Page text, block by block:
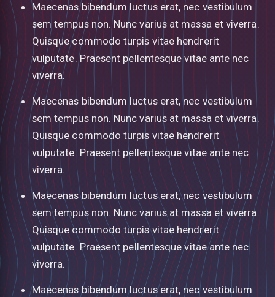
Maecenas bibendum luctus erat, nec vestibulum
sem tempus non. Nunc varius at massa et viverra.
Quisque commodo turpis vitae hendrerit
vulputate. Praesent pellentesque vitae ante nec
viverra.
Maecenas bibendum luctus erat, nec vestibulum
sem tempus non. Nunc varius at massa et viverra.
Quisque commodo turpis vitae hendrerit
vulputate. Praesent pellentesque vitae ante nec
viverra.
Maecenas bibendum luctus erat, nec vestibulum
sem tempus non. Nunc varius at massa et viverra.
Quisque commodo turpis vitae hendrerit
vulputate. Praesent pellentesque vitae ante nec
viverra.
Maecenas bibendum luctus erat, nec vestibulum